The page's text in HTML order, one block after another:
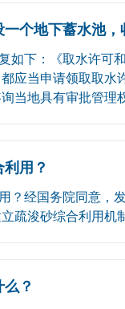
个地下蓄水池
如下：《取水许可
应当申请领取取
当地具有审批管理
用？
？经国务院同意，
疏浚砂综合利用机
？